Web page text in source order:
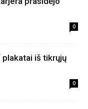
0
plakatai iš tikrųjų
0